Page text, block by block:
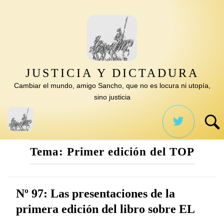
JUSTICIA Y DICTADURA
Cambiar el mundo, amigo Sancho, que no es locura ni utopía,
sino justicia
Tema: Primer edición del TOP
Nº 97: Las presentaciones de la
primera edición del libro sobre EL